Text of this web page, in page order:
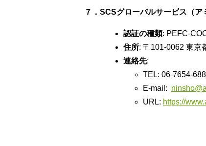
７．SCSグローバルサービス（ア
認証の種類: PEFC-
住所: 〒101-0062 東京
連絡先:
TEL: 06-7654-
E-mail:
URL: https://